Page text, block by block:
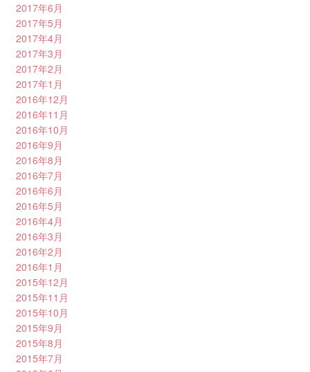
2017年6月
2017年5月
2017年4月
2017年3月
2017年2月
2017年1月
2016年12月
2016年11月
2016年10月
2016年9月
2016年8月
2016年7月
2016年6月
2016年5月
2016年4月
2016年3月
2016年2月
2016年1月
2015年12月
2015年11月
2015年10月
2015年9月
2015年8月
2015年7月